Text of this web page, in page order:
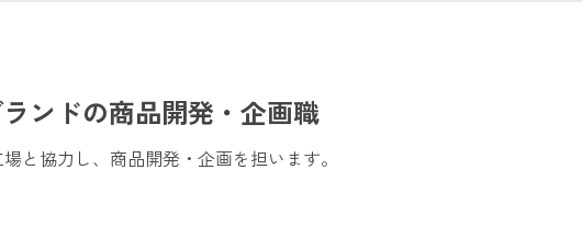
ンドの商品開発・企画職
と協力し、商品開発・企画を担います。